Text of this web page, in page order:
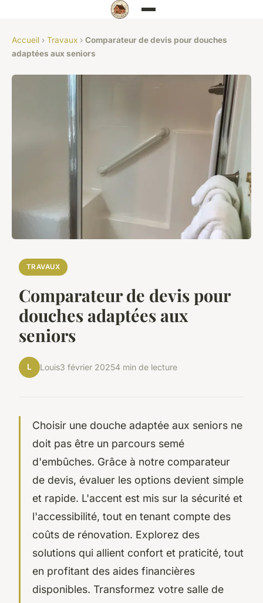
Accueil › Travaux › Comparateur de devis pour douches
adaptées aux seniors
TRAVAUX
Comparateur de devis pour
douches adaptées aux
seniors
L Louis3 février 20254 min de lecture
Choisir une douche adaptée aux seniors ne
doit pas être un parcours semé
d'embûches. Grâce à notre comparateur
de devis, évaluer les options devient simple
et rapide. L'accent est mis sur la sécurité et
l'accessibilité, tout en tenant compte des
coûts de rénovation. Explorez des
solutions qui allient confort et praticité, tout
en profitant des aides financières
disponibles. Transformez votre salle de